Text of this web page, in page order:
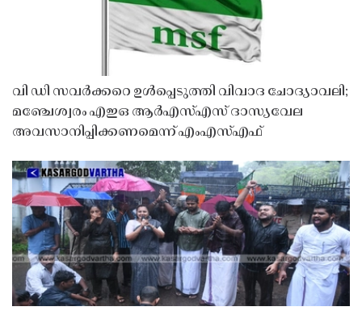
വി ഡി സവർക്കറെ ഉൾപ്പെടുത്തി വിവാദ ചോദ്യാവലി;
മഞ്ചേശ്വരം എഇഒ ആർഎസ്എസ് ദാസ്യവേല
അവസാനിപ്പിക്കണമെന്ന് എംഎസ്എഫ്